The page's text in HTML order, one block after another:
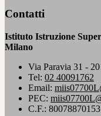
Contatti
Istituto Istruzione
Milano
Via Paravia 31 -
Tel: 02 40091762
Email:
PEC:
C.F.: 80078870153